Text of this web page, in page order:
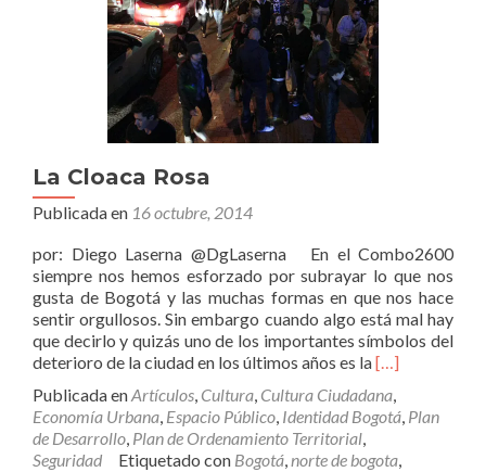
La Cloaca Rosa
Publicada en 16 octubre, 2014
por: Diego Laserna @DgLaserna En el Combo2600
siempre nos hemos esforzado por subrayar lo que nos
gusta de Bogotá y las muchas formas en que nos hace
sentir orgullosos. Sin embargo cuando algo está mal hay
que decirlo y quizás uno de los importantes símbolos del
deterioro de la ciudad en los últimos años es laLeer
Cloaca
Rosa
[…]
Publicada enArtículos, Cultura, Cultura Ciudadana,
Economía Urbana, Espacio Público, Identidad Bogotá, Plan
de Desarrollo, Plan de Ordenamiento Territorial,
Seguridad
Etiquetado con Bogotá,norte de bogota,